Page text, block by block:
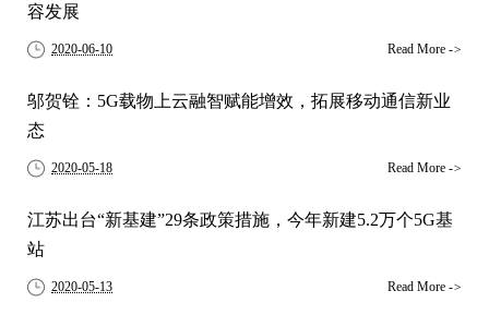
容发展
2020-06-10 Read More ->
邬贺铨：5G载物上云融智赋能增效，拓展移动通信新业
态
2020-05-18 Read More ->
江苏出台“新基建”29条政策措施，今年新建5.2万个5G基
站
2020-05-13 Read More ->